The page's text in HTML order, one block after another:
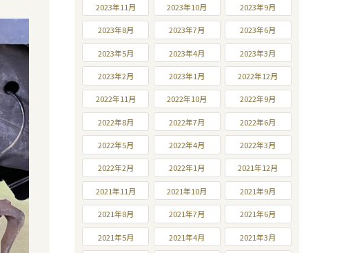
2023年11月 2023年10月 2023年9月
2023年8月 2023年7月 2023年6月
2023年5月 2023年4月 2023年3月
2023年2月 2023年1月 2022年12月
2022年11月 2022年10月 2022年9月
2022年8月 2022年7月 2022年6月
2022年5月 2022年4月 2022年3月
2022年2月 2022年1月 2021年12月
2021年11月 2021年10月 2021年9月
2021年8月 2021年7月 2021年6月
2021年5月 2021年4月 2021年3月